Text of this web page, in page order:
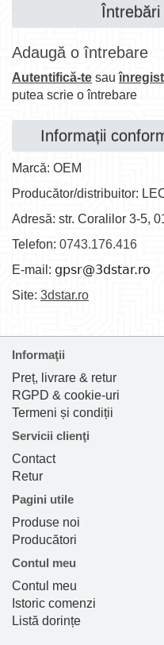
Adaugă o întrebare
Autentifică-te sau
putea scrie o întrebare
Informații
Marcă: OEM
Producător/distribuitor:
Adresă: str. Coralilor 3-5,
Telefon: 0743.176.416
E-mail:
Site: 3dstar.ro
Informaţii
Preț, livrare & retur
RGPD & cookie-uri
Termeni și condiții
Servicii clienţi
Contact
Retur
Pagini utile
Produse noi
Producători
Contul meu
Contul meu
Istoric comenzi
Listă dorințe